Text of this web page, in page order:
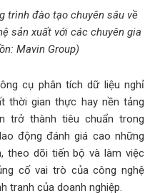
trình đào tạo chuyên sâu về
sản xuất với các chuyên gia
Mavin Group)
cụ phân tích dữ liệu nghỉ
thời gian thực hay nền tảng
trở thành tiêu chuẩn trong
động đánh giá cao những
theo dõi tiến bộ và làm việc
cố vai trò của công nghệ
tranh của doanh nghiệp.